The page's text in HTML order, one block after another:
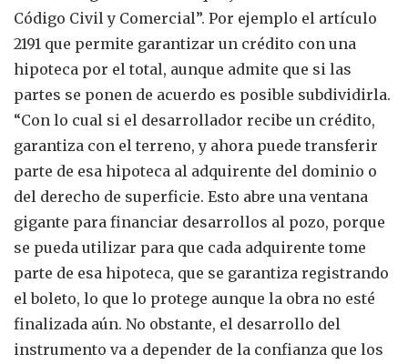
Código Civil y Comercial”. Por ejemplo el artículo
2191 que permite garantizar un crédito con una
hipoteca por el total, aunque admite que si las
partes se ponen de acuerdo es posible subdividirla.
“Con lo cual si el desarrollador recibe un crédito,
garantiza con el terreno, y ahora puede transferir
parte de esa hipoteca al adquirente del dominio o
del derecho de superficie. Esto abre una ventana
gigante para financiar desarrollos al pozo, porque
se pueda utilizar para que cada adquirente tome
parte de esa hipoteca, que se garantiza registrando
el boleto, lo que lo protege aunque la obra no esté
finalizada aún. No obstante, el desarrollo del
instrumento va a depender de la confianza que los